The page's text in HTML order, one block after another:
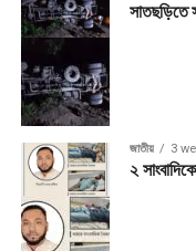
সাতছড়িতে
জাতীয় 3
২